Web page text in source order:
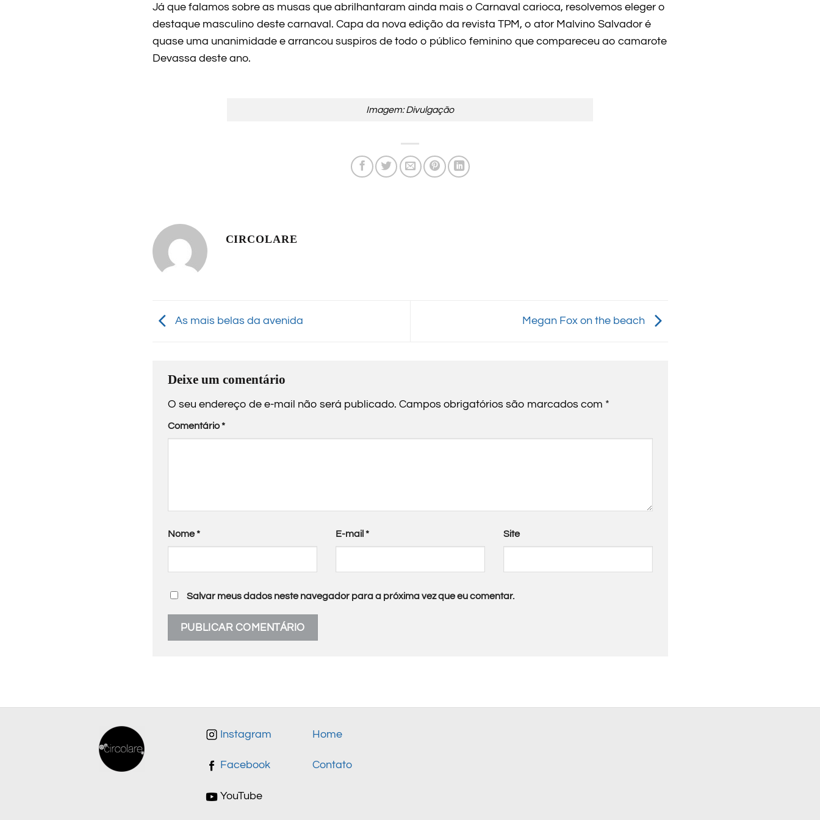
Já que falamos sobre as musas que abrilhantaram ainda mais o Carnaval carioca, resolvemos eleger o
destaque masculino deste carnaval. Capa da nova edição da revista TPM, o ator Malvino Salvador é
quase uma unanimidade e arrancou suspiros de todo o público feminino que compareceu ao camarote
Devassa deste ano.
Imagem: Divulgação
CIRCOLARE
As mais belas da avenida Megan Fox on the beach
Deixe um comentário
O seu endereço de e-mail não será publicado. Campos obrigatórios são marcados com *
Comentário*
Nome* E-mail * Site
Salvar meus dados neste navegador para a próxima vez que eu comentar.
Instagram
Facebook
YouTube
Home
Contato